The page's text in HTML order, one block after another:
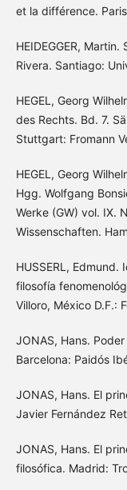
et la différence.
HEIDEGGER,
Rivera. Santiago:
HEGEL, Georg
des Rechts. Bd. 7.
Stuttgart: Fromann
HEGEL, Georg
Hgg. Wolfgang
Werke (GW) vol. IX.
Wissenschaften.
HUSSERL,
filosofía
Villoro, México D.F.:
JONAS, Hans.
Barcelona: Paidós
JONAS, Hans. El
Javier Fernández
JONAS, Hans. El
filosófica. Madrid: